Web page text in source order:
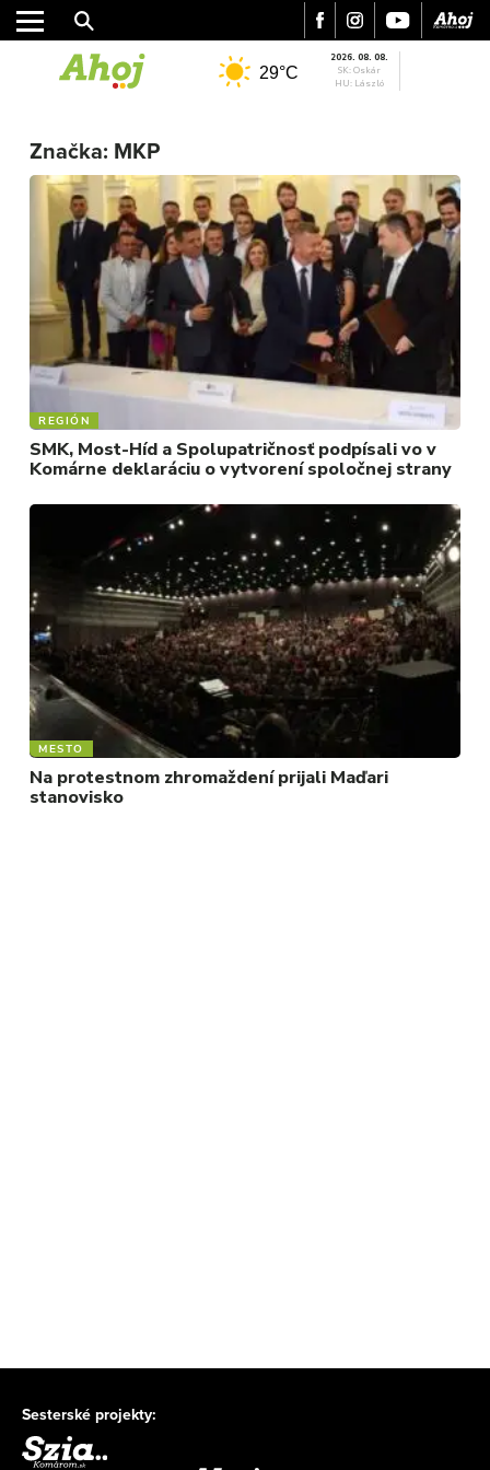
MESTO
REGIÓN
ŠPORT
KULTÚRA
FOTKY
VIDEO
MIX
29°C
2026. 08. 08.
SK: Oskár
HU: László
Značka: MKP
REGIÓN
SMK, Most-Híd a Spolupatričnosť podpísali vo v
Komárne deklaráciu o vytvorení spoločnej strany
MESTO
Na protestnom zhromaždení prijali Maďari
stanovisko
Sesterské projekty: